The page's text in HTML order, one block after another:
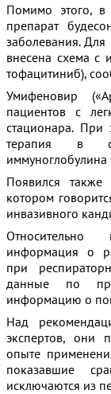
Помимо этого, в
препарат
заболевания.
внесена схема с
тофацитиниб),
Умифеновир
пациентов с
стационара. При
терапия в
иммуноглобулина
Появился также
котором
инвазивного
Относительно
информация о
при
данные по
информацию о
Над
экспертов, они
опыте
показавшие
исключаются из